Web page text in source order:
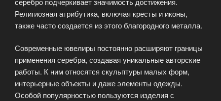
Религиозная атрибутика, включая кресты и иконы,
также часто создается из этого благородного металла.
Современные ювелиры постоянно расширяют границы
применения серебра, создавая уникальные авторские
работы. К ним относятся скульптуры малых форм,
интерьерные объекты и даже элементы одежды.
Особой популярностью пользуются изделия с